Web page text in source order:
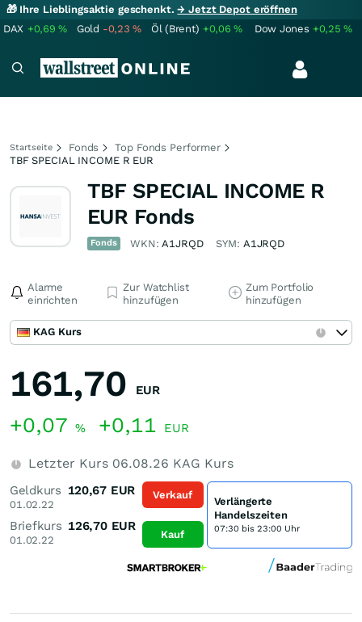
🎁 Ihre Lieblingsaktie geschenkt.→ Jetzt Depot eröffnen
DAX +0,69% Gold -0,23% Öl (Brent) +0,06% Dow Jones +0,25%
Startseite Fonds
Top Fonds Performer
TBF SPECIAL INCOME R EUR
TBF SPECIAL INCOME R
EUR Fonds
Fonds WKN:A1JRQD SYM: A1JRQD
Alarme
einrichten
Zur Watchlist
hinzufügen
Zum Portfolio
hinzufügen
KAG Kurs
161,70 EUR
+0,07 % +0,11 EUR
Letzter Kurs 06.08.26 KAG Kurs
Geldkurs
01.02.22
120,67 EUR
Briefkurs
01.02.22
126,70 EUR
Verkauf
Kauf
Verlängerte
Handelszeiten
07:30 bis 23:00 Uhr